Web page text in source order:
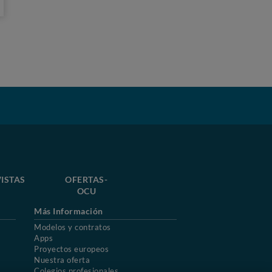
OFERTAS-
OCU
Más Información
Modelos y contratos
Apps
Proyectos europeos
Nuestra oferta